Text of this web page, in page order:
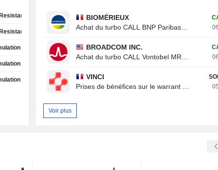
Test
Test
Phase
Phase
Phase
BIOMÉRIEUX
Achat du turbo CALL BNP Paribas 8ROZB
BROADCOM INC.
Achat du turbo CALL Vontobel MR20V
VINCI
Prises de bénéfices sur le warrant CALL
Voir plus